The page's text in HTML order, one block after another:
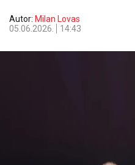
Autor: Milan Lovas
05.06.2026.
14:43